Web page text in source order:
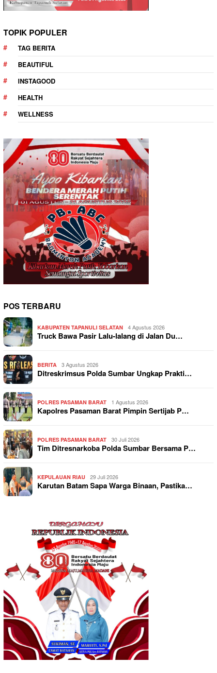
TOPIK POPULER
TAG BERITA
BEAUTIFUL
INSTAGOOD
HEALTH
WELLNESS
POS TERBARU
KABUPATEN TAPANULI SELATAN 4 Agustus 2026
Truck Bawa Pasir Lalu-lalang di Jalan Du…
BERITA 3 Agustus 2026
Ditreskrimsus Polda Sumbar Ungkap Prakti…
POLRES PASAMAN BARAT 1 Agustus 2026
Kapolres Pasaman Barat Pimpin Sertijab P…
POLRES PASAMAN BARAT 30 Juli 2026
Tim Ditresnarkoba Polda Sumbar Bersama P…
KEPULAUAN RIAU 29 Juli 2026
Karutan Batam Sapa Warga Binaan, Pastika…